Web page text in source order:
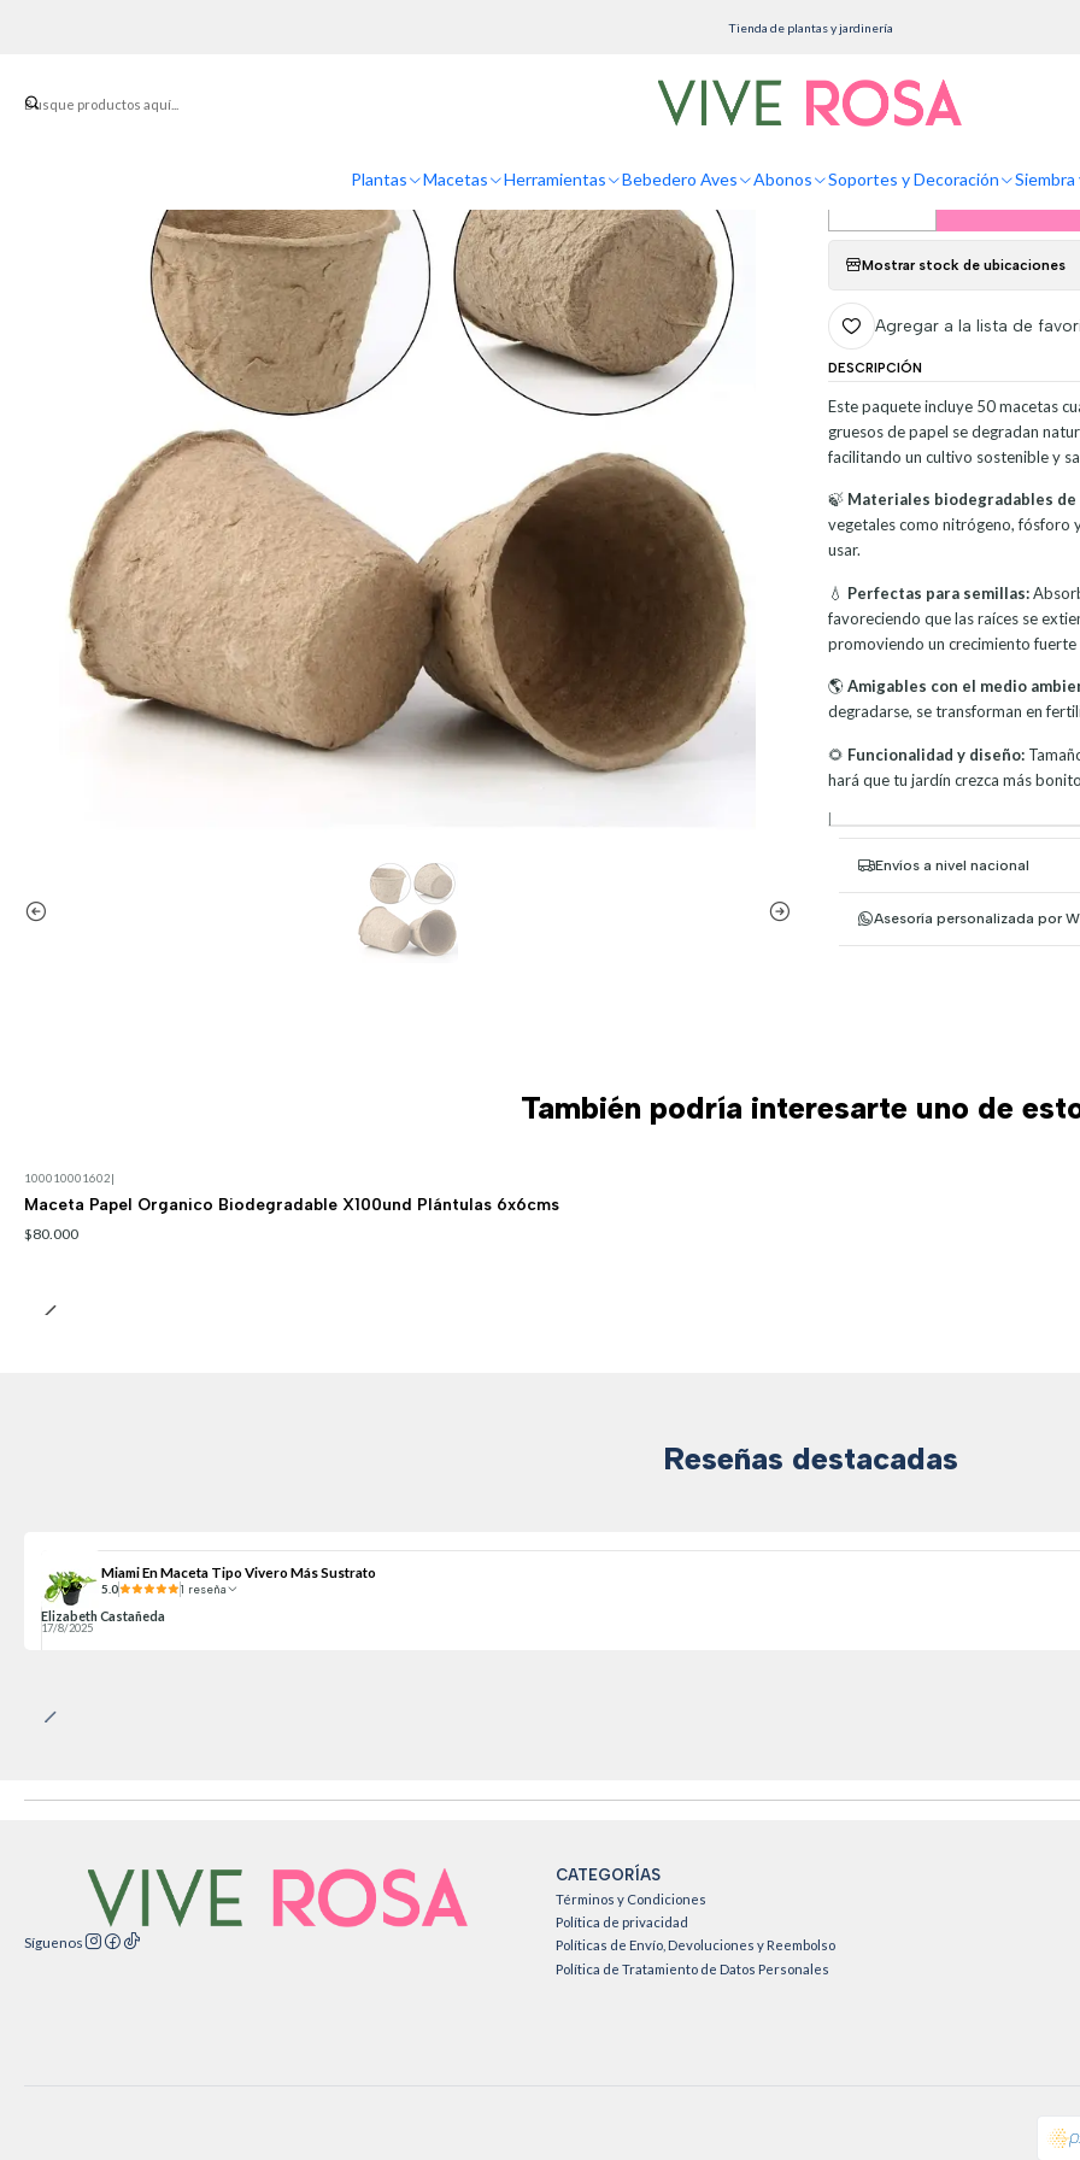
Plantas Macetas Herramientas Bebedero Aves Abonos Soportes y Decoración
Tienda de plantas y jardinería
Maceta Papel Orgánico Biodegradable x50und Plántulas 6x6
Maceta Papel
Cantidad
Mostrar stock de ubicaciones
Agregar a la lista de
DESCRIPCIÓN
Este paquete incluye 50 macetas
gruesos de papel se degradan
facilitando un cultivo sostenible y
🍃 Materiales biodegradables
vegetales como nitrógeno, fósforo
usar.
💧 Perfectas para semillas:
favoreciendo que las raíces se
promoviendo un crecimiento fuerte
🌎Amigables con el medio
degradarse, se transforman en
🌻 Funcionalidad y diseño:
hará que tu jardín crezca más
|
Envíos a nivel nacional
Asesoría personalizada por
También podría interesarte uno de
100010001602|
Maceta Papel Organico Biodegradable X100und Plántulas 6x6cms
$80.000
Reseñas destacadas
Miami En Maceta Tipo Vivero Más Sustrato
5.0 1 reseña
Elizabeth Castañeda
17/8/2025
Síguenos
CATEGORÍAS
Términos y Condiciones
Política de privacidad
Políticas de Envío, Devoluciones y Reembolso
Política de Tratamiento de Datos Personales